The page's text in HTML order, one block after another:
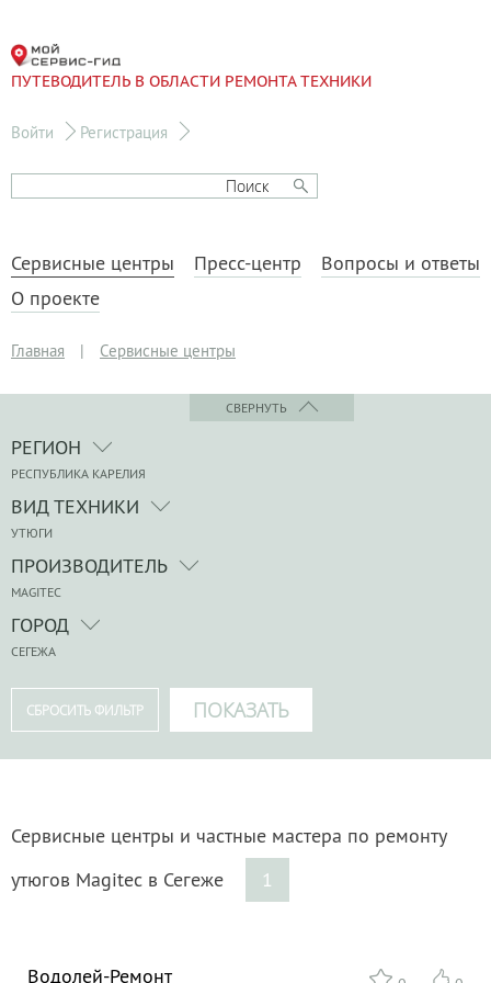
ПУТЕВОДИТЕЛЬ В ОБЛАСТИ РЕМОНТА ТЕХНИКИ
Войти Регистрация
Сервисные центры Пресс-центр
Вопросы и ответы
О проекте
Главная | Сервисные центры
СВЕРНУТЬ
РЕГИОН
РЕСПУБЛИКА КАРЕЛИЯ
ВИД ТЕХНИКИ
УТЮГИ
ПРОИЗВОДИТЕЛЬ
MAGITEC
ГОРОД
СЕГЕЖА
Сервисные центры и частные мастера по ремонту
утюгов Magitec в Сегеже
1
Водолей-Ремонт